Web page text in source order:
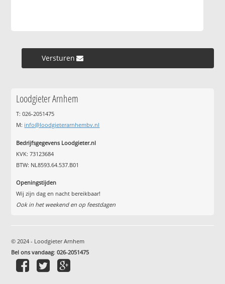
Versturen »
Loodgieter Arnhem
T: 026-2051475
M: info@loodgieterarnhembv.nl
Bedrijfsgegevens Loodgieter.nl
KVK: 73123684
BTW: NL8593.64.537.B01
Openingstijden
Wij zijn dag en nacht bereikbaar!
Ook in het weekend en op feestdagen
© 2024 - Loodgieter Arnhem
Bel ons vandaag:026-2051475